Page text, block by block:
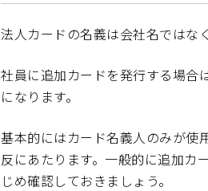
法人カードの名義は会社名ではな
社員に追加カードを発行する場合
になります。
基本的にはカード名義人のみが使
反にあたります。一般的に追加カ
じめ確認しておきましょう。